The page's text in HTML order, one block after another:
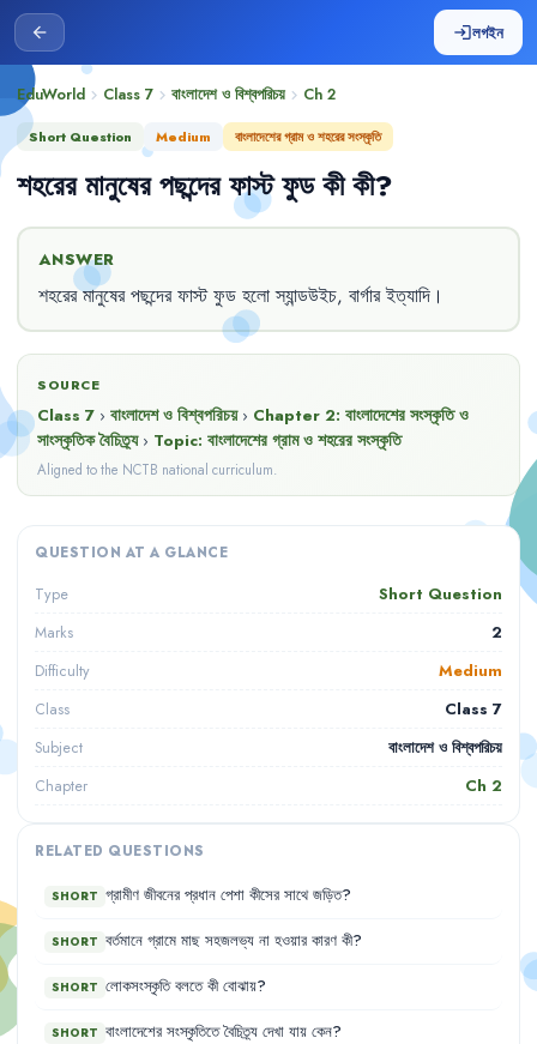
arrow_back loginলগইন
EduWorld chevron_right Class 7 chevron_right বাংলাদেশ ও বিশ্বপরিচয় chevron_right Ch 2
Short Question Medium বাংলাদেশের গ্রাম ও শহরের সংস্কৃতি
শহরের মানুষের পছন্দের ফাস্ট ফুড কী কী?
ANSWER
শহরের মানুষের পছন্দের ফাস্ট ফুড হলো স্যান্ডউইচ, বার্গার ইত্যাদি।
SOURCE
Class 7 › বাংলাদেশ ও বিশ্বপরিচয় › Chapter 2: বাংলাদেশের সংস্কৃতি ও
সাংস্কৃতিক বৈচিত্র্য › Topic: বাংলাদেশের গ্রাম ও শহরের সংস্কৃতি
Aligned to the NCTB national curriculum.
QUESTION AT A GLANCE
Type Short Question
Marks 2
Difficulty Medium
Class Class 7
Subject বাংলাদেশ ও বিশ্বপরিচয়
Chapter Ch 2
RELATED QUESTIONS
SHORT গ্রামীণ জীবনের প্রধান পেশা কীসের সাথে জড়িত?
SHORT বর্তমানে গ্রামে মাছ সহজলভ্য না হওয়ার কারণ কী?
SHORT লোকসংস্কৃতি বলতে কী বোঝায়?
SHORT বাংলাদেশের সংস্কৃতিতে বৈচিত্র্য দেখা যায় কেন?